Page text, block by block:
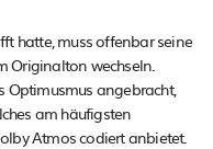
hatte, muss offenbar seine
Originalton wechseln.
Optimusmus angebracht,
am häufigsten
Atmos codiert anbietet.